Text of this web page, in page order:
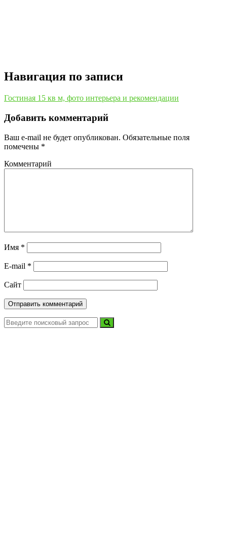
Навигация по записи
Гостиная 15 кв м, фото интерьера и рекомендации
Добавить комментарий
Ваш e-mail не будет опубликован. Обязательные поля
помечены *
Комментарий
Имя *
E-mail *
Сайт